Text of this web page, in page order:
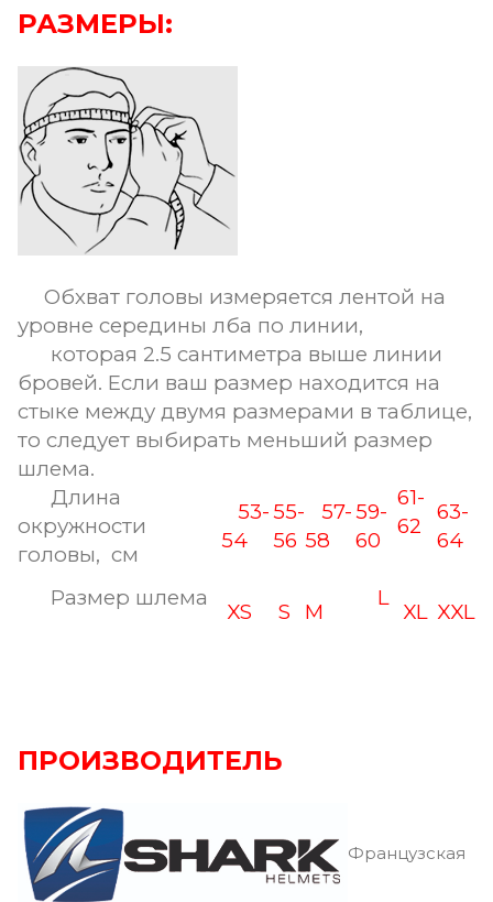
РАЗМЕРЫ:
Обхват головы измеряется лентой на
уровне середины лба по линии,
которая 2.5 сантиметра выше линии
бровей. Если ваш размер находится на
стыке между двумя размерами в таблице,
то следует выбирать меньший размер
шлема.
Длина
окружности
головы, см
53-
54
55-
56
57-
58
59-
60
61-
62
63-
64
Размер шлема
XS S M
L
XL XXL
ПРОИЗВОДИТЕЛЬ
Французская